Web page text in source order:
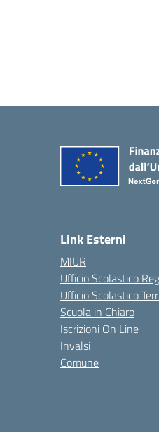
Link Esterni
MIUR
Ufficio Scolastico
Ufficio Scolastico
Scuola in Chiaro
Iscrizioni On Line
Invalsi
Comune